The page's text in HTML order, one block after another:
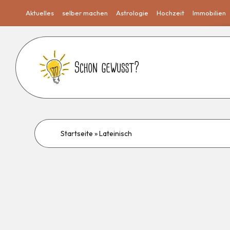
Aktuelles selber machen Astrologie Hochzeit Immobilien
Startseite »Lateinisch